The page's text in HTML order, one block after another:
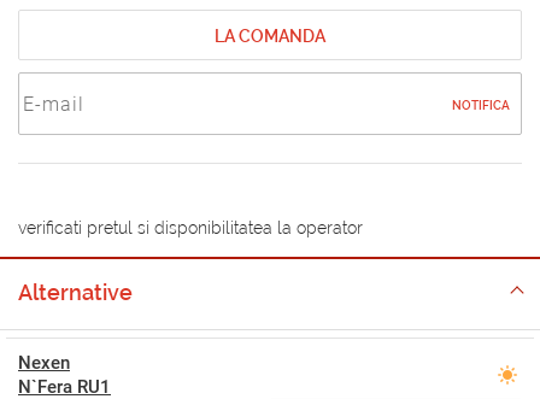
LA COMANDA
NOTIFICA
verificati pretul si disponibilitatea la operator
Alternative
Nexen
N`Fera RU1